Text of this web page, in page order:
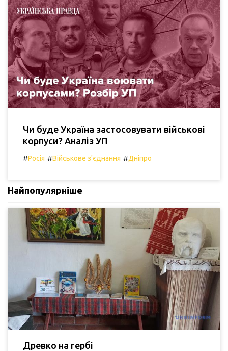
Чи буде Україна застосовувати військові
корпуси? Аналіз УП
#Росія #Військове з'єднання #Дніпро
Найпопулярніше
Древко на гербі